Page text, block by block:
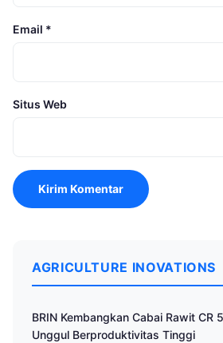
Email *
Situs Web
AGRICULTURE INOVATIONS
BRIN Kembangkan Cabai Rawit CR
Unggul Berproduktivitas Tinggi